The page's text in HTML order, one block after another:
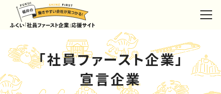
「社員ファースト企業」
宣言企業